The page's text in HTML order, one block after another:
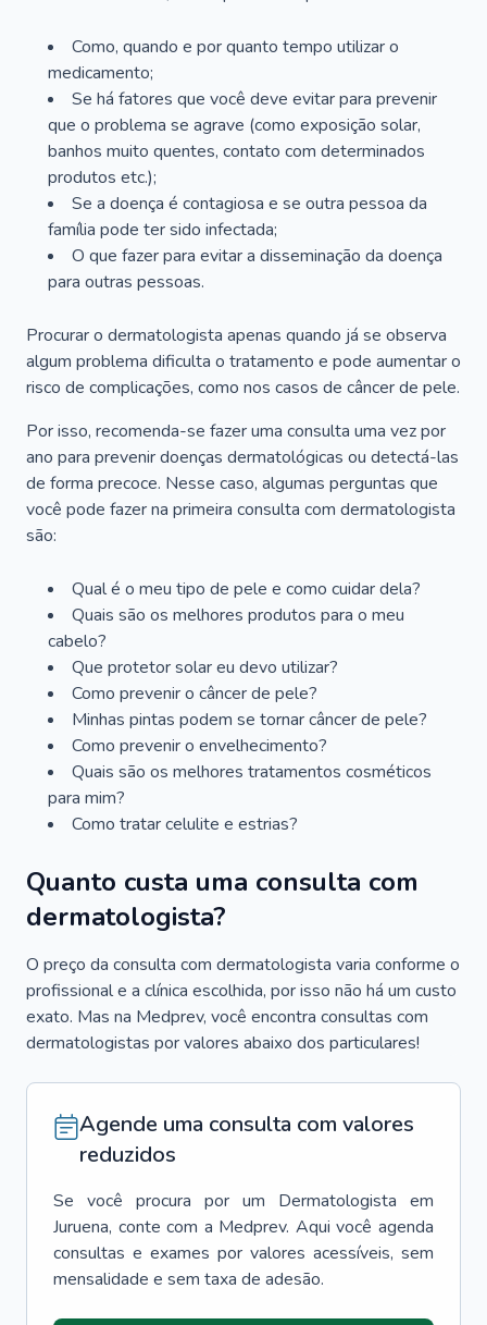
Como, quando e por quanto tempo utilizar o
medicamento;
Se há fatores que você deve evitar para prevenir
que o problema se agrave (como exposição solar,
banhos muito quentes, contato com determinados
produtos etc.);
Se a doença é contagiosa e se outra pessoa da
família pode ter sido infectada;
O que fazer para evitar a disseminação da doença
para outras pessoas.
Procurar o dermatologista apenas quando já se observa
algum problema dificulta o tratamento e pode aumentar o
risco de complicações, como nos casos de câncer de pele.
Por isso, recomenda-se fazer uma consulta uma vez por
ano para prevenir doenças dermatológicas ou detectá-las
de forma precoce. Nesse caso, algumas perguntas que
você pode fazer na primeira consulta com dermatologista
são:
Qual é o meu tipo de pele e como cuidar dela?
Quais são os melhores produtos para o meu
cabelo?
Que protetor solar eu devo utilizar?
Como prevenir o câncer de pele?
Minhas pintas podem se tornar câncer de pele?
Como prevenir o envelhecimento?
Quais são os melhores tratamentos cosméticos
para mim?
Como tratar celulite e estrias?
Quanto custa uma consulta com
dermatologista?
O preço da consulta com dermatologista varia conforme o
profissional e a clínica escolhida, por isso não há um custo
exato. Mas na Medprev, você encontra consultas com
dermatologistas por valores abaixo dos particulares!
Agende uma consulta com valores
reduzidos
Se você procura por um Dermatologista em
Juruena, conte com a Medprev. Aqui você agenda
consultas e exames por valores acessíveis, sem
mensalidade e sem taxa de adesão.